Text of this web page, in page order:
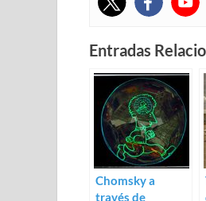
Entradas
Chomsky a
través de